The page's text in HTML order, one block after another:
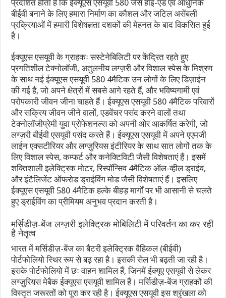
प्रदर्शित होता है कि ईक्यूएस एसयूवी 580 जैसे हाई-एंड एवं आधुनिक
बीईवी बनाने के लिए हमारा निर्माण का कौशल और जटिल असेंबली
प्रक्रियाओं में हमारी विशेषज्ञता दशकों की मेहनत के बाद विकसित हुई
है।
ईक्यूएस एसयूवी के ग्राहकः सस्टेनेबिलिटी पर केंद्रित रहते हुए
प्रगतिशील टेक्नोलॉजी, अतुलनीय लग्ज़री और विशाल स्पेस के मिश्रण
के साथ नई ईक्यूएस एसयूवी 580 4मैटिक उन लोगों के लिए डिज़ाईन
की गई है, जो अपने क्षेत्रों में सबसे आगे रहते हैं, और भविष्यगामी एवं
परोपकारी जीवन जीना चाहते हैं। ईक्यूएस एसयूवी 580 4मैटिक परिवारों
और सक्रिय जीवन जीने वालों, एडवेंचर पसंद करने वालों तथा
टेक्नोलॉजीप्रेमी युवा प्रोफेशनल्स को अपनी ओर आकर्षित करेगी, जो
लग्ज़री बीईवी एसयूवी पसंद करते हैं। ईक्यूएस एसयूवी में अपने एएमजी
लाईन एक्सटीरियर और लग्ज़ुरियस इंटीरियर के साथ सात लोगों तक के
लिए विशाल स्पेस, कम्फर्ट और कनेक्टिविटी जैसी विशेषताएं हैं। इसमें
शक्तिशाली इलेक्ट्रिक मोटर, रिस्पॉन्सिव 4मैटिक ऑल-व्हील ड्राईव,
और इंटैलिजेंट ऑफरोड ड्राईविंग मोड जैसी विशेषताएं हैं। इसलिए
ईक्यूएस एसयूवी 580 4मैटिक हल्के बीहड़ मार्गों पर भी आसानी से चलते
हुए ड्राईविंग का प्रीमियम अनुभव प्रदान करती है।
मर्सिडीज़-बेंज लग्ज़री इलेक्ट्रिक मोबिलिटी में परिवर्तन का कर रही
है नेतृत्व
भारत में मर्सिडीज़-बेंज का बैटरी इलेक्ट्रिक वैहिकल (बीईवी)
पोर्टफोलियो स्थिर रूप से बढ़ रहा है। इसकी सेल भी बढ़ती जा रही है।
इसके पोर्टफोलियो में छः वाहन शामिल हैं, जिनमें ईक्यूए एसयूवी से लेकर
लग्ज़ुरियस मेबैक ईक्यूएस एसयूवी शामिल हैं। मर्सिडीज़-बेंज ग्राहकों की
विस्तृत जरूरतों को पूरा कर रही है। ईक्यूएस एसयूवी इस श्रृंखला को